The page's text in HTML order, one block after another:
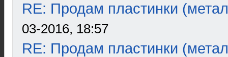
RE: Продам пластинки
03-2016, 18:57
RE: Продам пластинки